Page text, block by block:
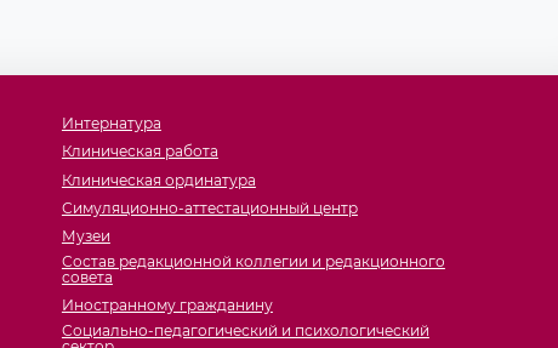
Интернатура
Клиническая работа
Клиническая ординатура
Симуляционно-аттестационный центр
Музеи
Состав редакционной коллегии и редакционного
совета
Иностранному гражданину
Социально-педагогический и психологический